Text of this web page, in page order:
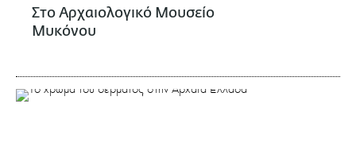
Στο Αρχαιολογικό Μουσείο
Μυκόνου